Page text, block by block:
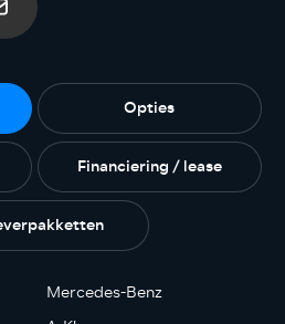
Opties
Financiering / lease
Mercedes-Benz